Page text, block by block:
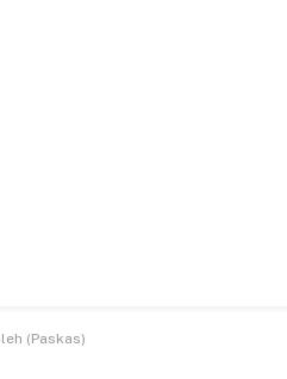
(Paskas)